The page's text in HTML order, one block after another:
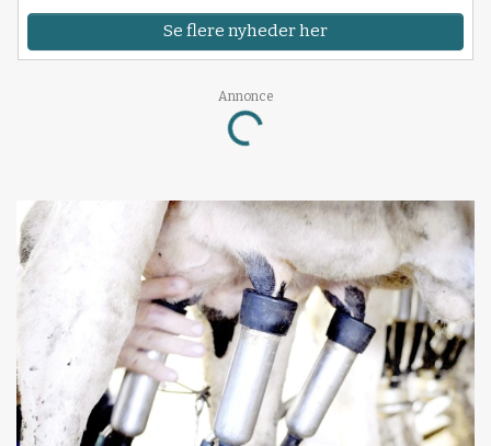
Se flere nyheder her
Annonce
Loading...